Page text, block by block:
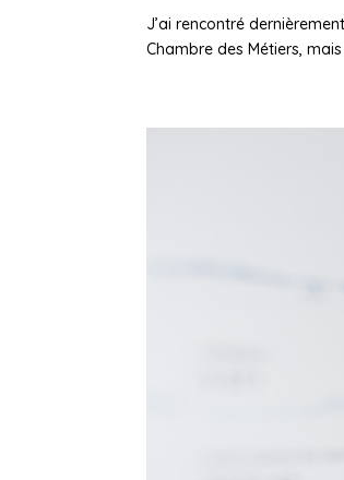
J’ai rencontré
Chambre des Métiers,